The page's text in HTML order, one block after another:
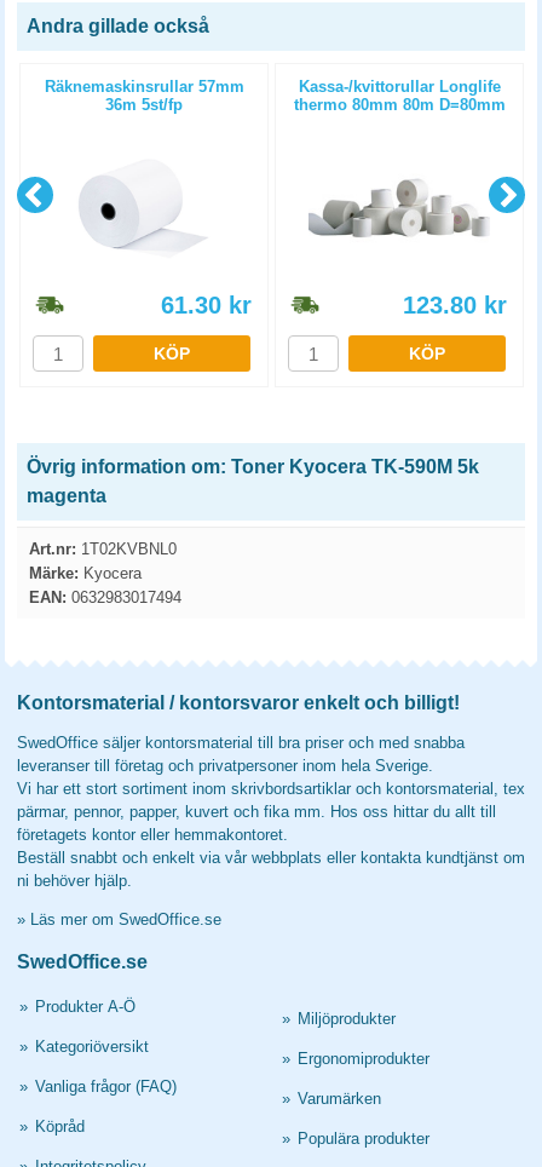
Andra gillade också
Räknemaskinsrullar 57mm
36m 5st/fp
61.30 kr
KÖP
Kassa-/kvittorullar Longlife
thermo 80mm 80m D=80mm
123.80 kr
KÖP
Övrig information om: Toner Kyocera TK-590M 5k
magenta
Art.nr: 1T02KVBNL0
Märke: Kyocera
EAN: 0632983017494
Kontorsmaterial / kontorsvaror enkelt och billigt!
SwedOffice säljer kontorsmaterial till bra priser och med snabba
leveranser till företag och privatpersoner inom hela Sverige.
Vi har ett stort sortiment inom skrivbordsartiklar och kontorsmaterial, tex
pärmar, pennor, papper, kuvert och fika mm. Hos oss hittar du allt till
företagets kontor eller hemmakontoret.
Beställ snabbt och enkelt via vår webbplats eller kontakta kundtjänst om
ni behöver hjälp.
» Läs mer om SwedOffice.se
SwedOffice.se
» Produkter A-Ö
» Kategoriöversikt
» Vanliga frågor (FAQ)
» Köpråd
» Miljöprodukter
» Ergonomiprodukter
» Varumärken
» Populära produkter